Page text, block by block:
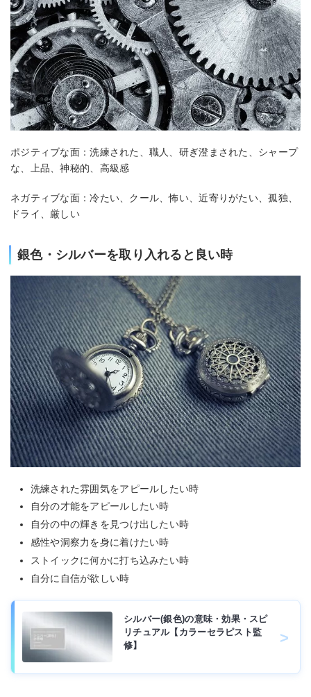
ポジティブな面：洗練された、職人、研ぎ澄まされた、シャープ
な、上品、神秘的、高級感
ネガティブな面：冷たい、クール、怖い、近寄りがたい、孤独、
ドライ、厳しい
銀色・シルバーを取り入れると良い時
洗練された雰囲気をアピールしたい時
自分の才能をアピールしたい時
自分の中の輝きを見つけ出したい時
感性や洞察力を身に着けたい時
ストイックに何かに打ち込みたい時
自分に自信が欲しい時
シルバー(銀色)の意味・効果・スピ
リチュアル【カラーセラピスト監
修】